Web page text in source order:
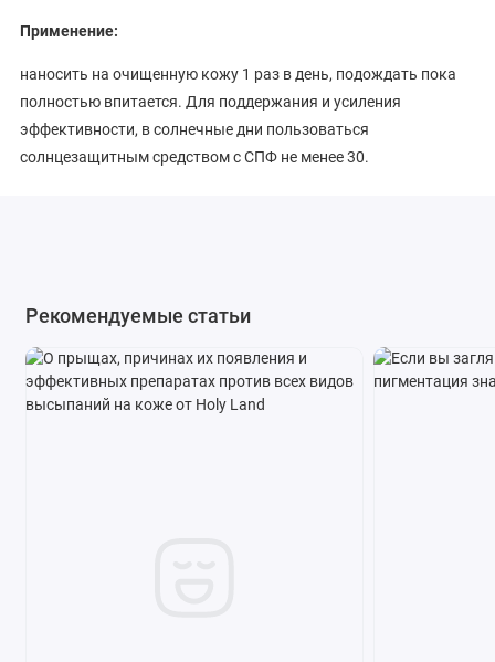
Применение:
наносить на очищенную кожу 1 раз в день, подождать пока
полностью впитается. Для поддержания и усиления
эффективности, в солнечные дни пользоваться
солнцезащитным средством с СПФ не менее 30.
TOCOPHEROL, SILYBUM MARIANUM FRUIT EXTRACT, GLYCERIN,
HYDROXYETHYLCELLULOSE, LECITHIN, CARNOSINE,
ETHYLHEXYLGLYCERIN, PHENOXYETHANOL, FRAGRANCE
(PARFUM), BENZYL BENZOATE, HEXYL CINNAMAL, LIMONENE.
Рекомендуемые статьи